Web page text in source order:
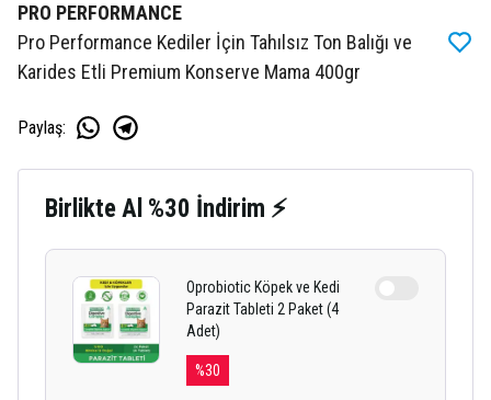
PRO PERFORMANCE
Pro Performance Kediler İçin Tahılsız Ton Balığı ve
Karides Etli Premium Konserve Mama 400gr
Paylaş:
Birlikte Al %30 İndirim ⚡
Oprobiotic Köpek ve Kedi
Parazit Tableti 2 Paket (4
Adet)
%30